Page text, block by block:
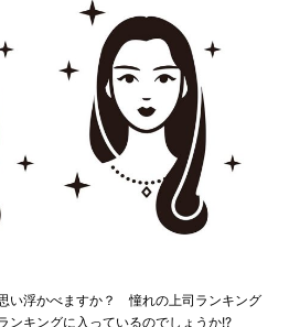
い浮かべますか？ 憧れの上司ランキング
ンキングに入っているのでしょうか!?